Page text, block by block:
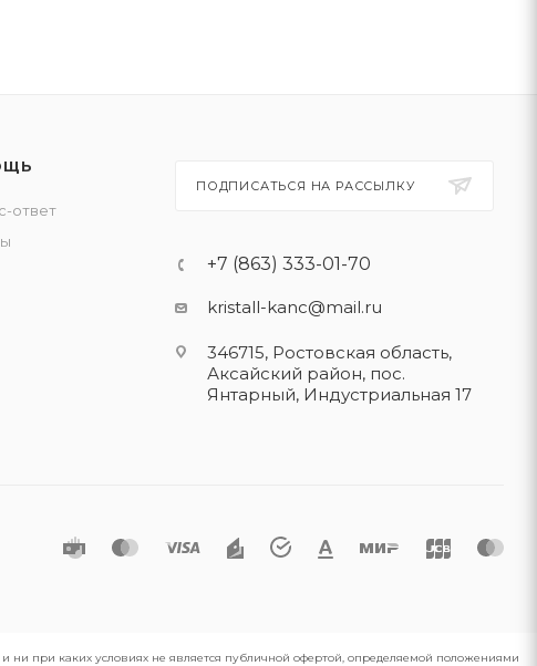
ответ
ПОДПИСАТЬСЯ НА РАССЫЛКУ
+7 (863) 333-01-70
kristall-kanc@mail.ru
346715, Ростовская область​,
Аксайский район, пос.
Янтарный, Индустриальная 17
ни при каких условиях не является публичной офертой, определяемой положениями